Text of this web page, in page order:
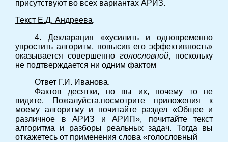
присутствуют во всех вариантах АРИЗ.
Текст Е.Д. Андреева.
4. Декларация ««усилить и одновременно
упростить алгоритм, повысив его эффективность»
оказывается совершенно голословной, поскольку
не подтверждается ни одним фактом
Ответ Г.И. Иванова.
Фактов десятки, но вы их, почему то не
видите. Пожалуйста,посмотрите приложения к
моему алгоритму и почитайте раздел «Общее и
различное в АРИЗ и АРИП», почитайте текст
алгоритма и разборы реальных задач. Тогда вы
откажетесь от применения слова «голословный